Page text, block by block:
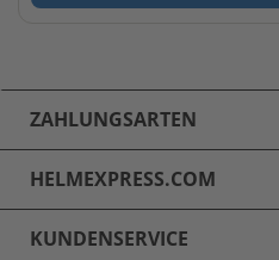
ZAHLUNGSARTEN
HELMEXPRESS.COM
KUNDENSERVICE